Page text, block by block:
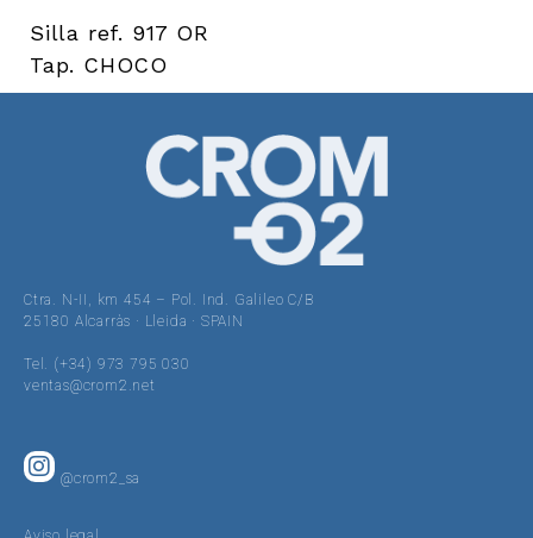
Silla ref. 917 OR
Tap. CHOCO
Ctra. N-II, km 454 – Pol. Ind. Galileo C/B
25180 Alcarràs · Lleida · SPAIN
Tel. (+34) 973 795 030
ventas@crom2.net
@crom2_sa